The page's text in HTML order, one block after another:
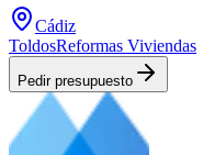
Cádiz
ToldosReformas Viviendas
Pedir presupuesto